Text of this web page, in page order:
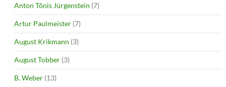
Anton Tõnis Jürgenstein (7)
Artur Paulmeister (7)
August Krikmann (3)
August Tobber (3)
B. Weber (13)